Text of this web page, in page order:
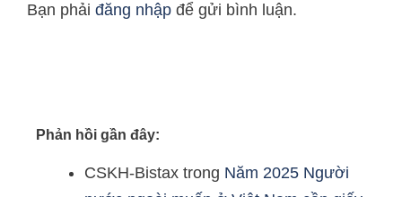
Bạn phải đăng nhập để gửi bình luận.
Phản hồi gần đây:
CSKH-Bistax trong Năm 2025 Người